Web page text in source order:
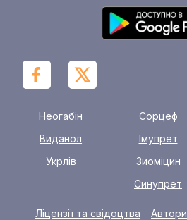
Неогабін Сорцеф
Виданол
Імупрет
Укрлів
Зиоміцин
Синупрет
Ліцензії та свідоцтва Автори